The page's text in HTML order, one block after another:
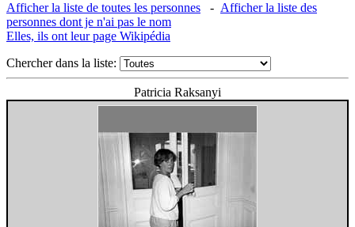
Afficher la liste de toutes les personnes - Afficher la liste des
personnes dont je n'ai pas le nom
Elles, ils ont leur page Wikipédia
Chercher dans la liste:
Patricia Raksanyi